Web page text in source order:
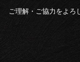
ご理解・ご協力をよろ